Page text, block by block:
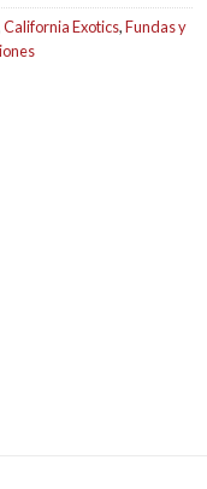
California Exotics,Fundas y